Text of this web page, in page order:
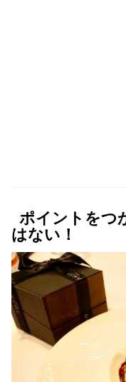
ポイントをつ
はない！